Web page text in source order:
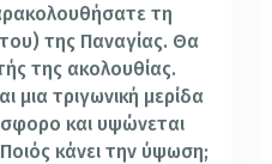
τη
της Παναγίας. Θα
της ακολουθίας.
μια τριγω­νική μερίδα
και υψώνεται
κάνει την ύψωση;